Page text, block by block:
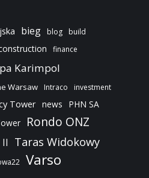
bieg blog build
finance
Karimpol
Warsaw Intraco
investment
Tower news PHN SA
Rondo ONZ
Taras Widokowy
Varso